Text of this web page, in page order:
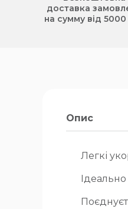
доставка
на сумму від 5000
Опис
Легкі